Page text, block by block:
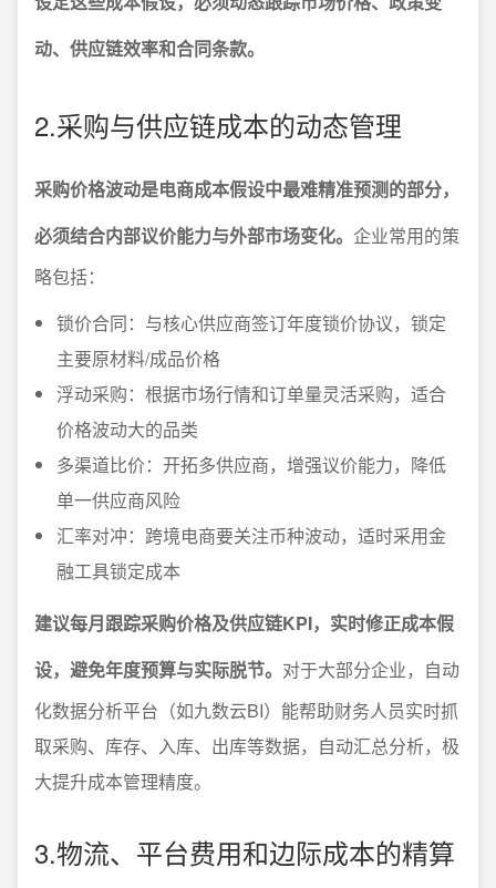
动、供应链效率和合同条款。
2.采购与供应链成本的动态管理
采购价格波动是电商成本假设中最难精准预测的部分，
必须结合内部议价能力与外部市场变化。 企业常用的策
略包括：
锁价合同：与核心供应商签订年度锁价协议，锁定
主要原材料/成品价格
浮动采购：根据市场行情和订单量灵活采购，适合
价格波动大的品类
多渠道比价：开拓多供应商，增强议价能力，降低
单一供应商风险
汇率对冲：跨境电商要关注币种波动，适时采用金
融工具锁定成本
建议每月跟踪采购价格及供应链KPI，实时修正成本假
设，避免年度预算与实际脱节。 对于大部分企业，自动
化数据分析平台（如九数云BI）能帮助财务人员实时抓
取采购、库存、入库、出库等数据，自动汇总分析，极
大提升成本管理精度。
3.物流、平台费用和边际成本的精算